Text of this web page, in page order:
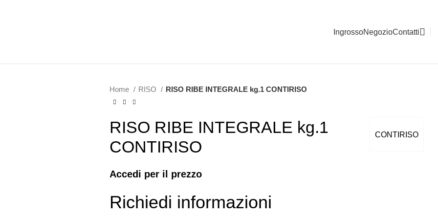
IngrossoNegozioContatti
Home RISO RISO RIBE INTEGRALE kg.1 CONTIRISO
CONTIRISO
RISO RIBE INTEGRALE kg.1
CONTIRISO
Accedi per il prezzo
Richiedi informazioni